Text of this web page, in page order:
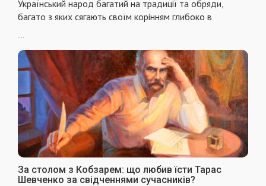
Український народ багатий на традиції та обряди,
багато з яких сягають своїм корінням глибоко в
...
За столом з Кобзарем: що любив їсти Тарас
Шевченко за свідченнями сучасників?